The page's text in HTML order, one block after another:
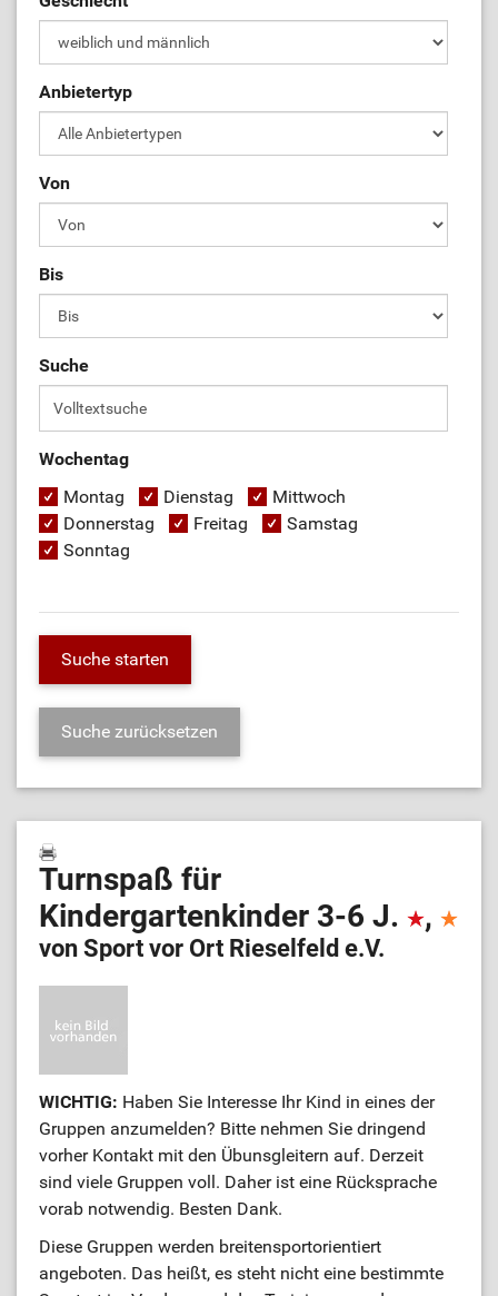
Anbietertyp
Von
Bis
Suche
Wochentag
Montag
Dienstag
Mittwoch
Donnerstag
Freitag
Samstag
Sonntag
Turnspaß für
Kindergartenkinder 3-6 J.
,
von Sport vor Ort Rieselfeld e.V.
WICHTIG: Haben Sie Interesse Ihr Kind in eines der
Gruppen anzumelden? Bitte nehmen Sie dringend
vorher Kontakt mit den Übunsgleitern auf. Derzeit
sind viele Gruppen voll. Daher ist eine Rücksprache
vorab notwendig. Besten Dank.
Diese Gruppen werden breitensportorientiert
angeboten. Das heißt, es steht nicht eine bestimmte